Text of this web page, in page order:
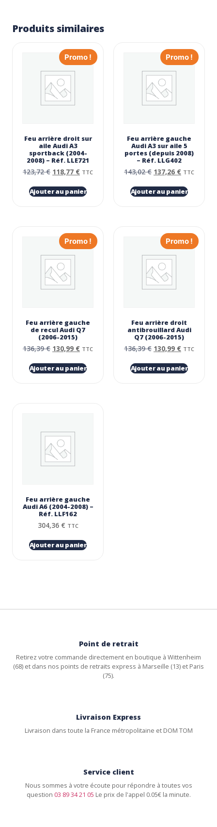
Produits similaires
Promo !
Feu arrière droit sur
aile Audi A3
sportback (2004-
2008) – Réf. LLE721
123,72€ 118,77 € TTC
Ajouter au panier
Promo !
Feu arrière gauche
Audi A3 sur aile 5
portes (depuis 2008)
– Réf. LLG402
143,02€ 137,26 € TTC
Ajouter au panier
Promo !
Feu arrière gauche
de recul Audi Q7
(2006-2015)
136,39€ 130,99 € TTC
Ajouter au panier
Promo !
Feu arrière droit
antibrouillard Audi
Q7 (2006-2015)
136,39€ 130,99 € TTC
Ajouter au panier
Feu arrière gauche
Audi A6 (2004-2008) –
Réf. LLF162
304,36 € TTC
Ajouter au panier
Point de retrait
Retirez votre commande directement en boutique à Wittenheim
(68) et dans nos points de retraits express à Marseille (13) et Paris
(75).
Livraison Express
Livraison dans toute la France métropolitaine et DOM TOM
Service client
Nous sommes à votre écoute pour répondre à toutes vos
question 03 89 34 21 05 Le prix de l'appel 0.05€ la minute.